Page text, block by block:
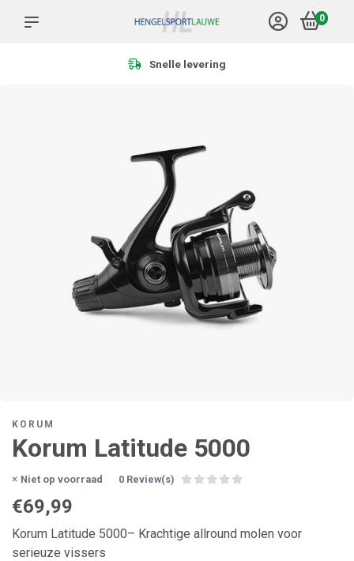
0
Snelle levering
KORUM
Korum Latitude 5000
Niet op voorraad 0 Review(s)
€69,99
Korum Latitude 5000– Krachtige allround molen voor
serieuze vissers